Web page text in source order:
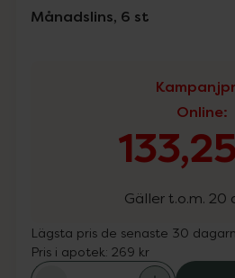
Månadslins, 6 st
Online:
Gäller t.o.m. 20
Lägsta pris de senaste 30
Pris i apotek: 269 kr